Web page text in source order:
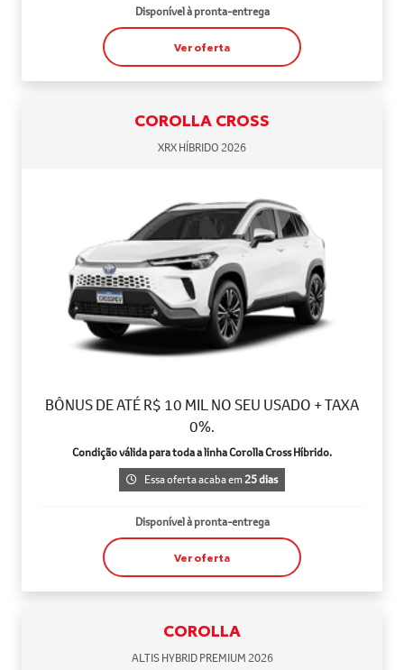
Disponível à pronta-entrega
Ver oferta
COROLLA CROSS
XRX HÍBRIDO 2026
BÔNUS DE ATÉ R$ 10 MIL NO SEU USADO + TAXA
0%.
Condição válida para toda a linha Corolla Cross Híbrido.
Essa oferta acaba em25 dias
Disponível à pronta-entrega
Ver oferta
COROLLA
ALTIS HYBRID PREMIUM 2026